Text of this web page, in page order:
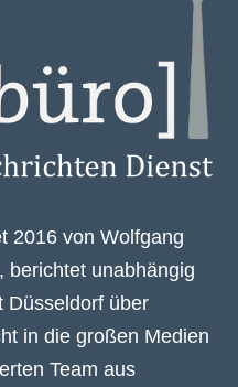
2016 von Wolfgang
berichtet unabhängig
Düsseldorf über
in die großen Medien
Team aus